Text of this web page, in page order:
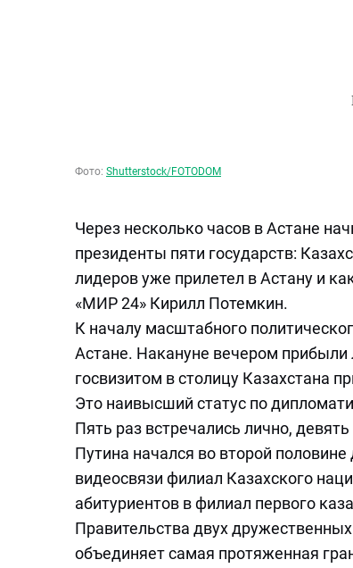
Фото: Shutterstock/FOTODOM
Через несколько часов в Астане
президенты пяти государств:
лидеров уже прилетел в Астану и
«МИР 24» Кирилл Потемкин.
К началу масштабного
Астане. Накануне вечером
госвизитом в столицу Казахстана
Это наивысший статус по
Пять раз встречались лично,
Путина начался во второй
видеосвязи филиал Казахского
абитуриентов в филиал первого
Правительства двух
объединяет самая протяженная